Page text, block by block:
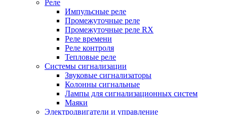
Реле
Импульсные реле
Промежуточные реле
Промежуточные реле RX
Реле времени
Реле контроля
Тепловые реле
Системы сигнализации
Звуковые сигнализаторы
Колонны сигнальные
Лампы для сигнализационных систем
Маяки
Электродвигатели и управление